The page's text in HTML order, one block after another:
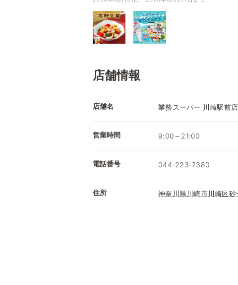
店舗情報
店舗名 業務スーパー 川崎駅前店
営業時間 9:00～21:00
電話番号 044-223-7380
住所 神奈川県川崎市川崎区